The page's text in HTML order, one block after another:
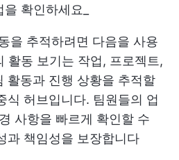
확인하세요_
을 추적하려면 다음을 사용
활동 보기는 작업, 프로젝트,
활동과 진행 상황을 추적할
식 허브입니다. 팀원들의 업
사항을 빠르게 확인할 수
과 책임성을 보장합니다